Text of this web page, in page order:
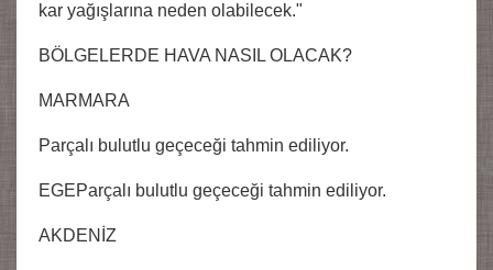
kar yağışlarına neden olabilecek."
BÖLGELERDE HAVA NASIL OLACAK?
MARMARA
Parçalı bulutlu geçeceği tahmin ediliyor.
EGEParçalı bulutlu geçeceği tahmin ediliyor.
AKDENİZ